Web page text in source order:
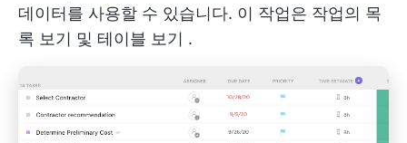
데이터를 사용할 수 있습니다. 이 작업은 작업의 목
록 보기 및 테이블 보기 .